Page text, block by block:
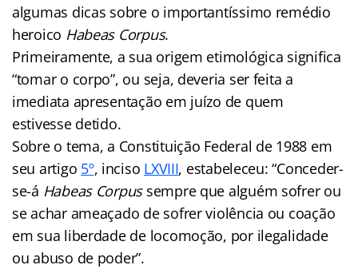
algumas dicas sobre o importantíssimo remédio
heroico Habeas Corpus.
Primeiramente, a sua origem etimológica significa
“tomar o corpo”, ou seja, deveria ser feita a
imediata apresentação em juízo de quem
estivesse detido.
Sobre o tema, a Constituição Federal de 1988 em
seu artigo 5º, inciso LXVIII, estabeleceu: “Conceder-
se-á Habeas Corpussempre que alguém sofrer ou
se achar ameaçado de sofrer violência ou coação
em sua liberdade de locomoção, por ilegalidade
ou abuso de poder”.